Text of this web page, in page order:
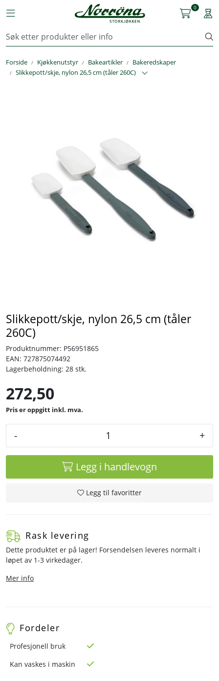
Toggle navigation
0
Forside Kjøkkenutstyr Bakeartikler
Bakeredskaper
Slikkepott/skje, nylon 26,5 cm (tåler 260C)
Slikkepott/skje, nylon 26,5 cm (tåler
260C)
Produktnummer: P56951865
EAN: 727875074492
Lagerbeholdning: 28 stk.
272,50
inkl. mva.
- +
Legg i handlevogn
Legg til favoritter
Rask levering
Dette produktet er på lager! Forsendelsen leveres normalt i
løpet av 1-3 virkedager.
Mer info
Fordeler
Profesjonell bruk
Kan vaskes i maskin
Kjøkkenutstyr
Storkjøkken